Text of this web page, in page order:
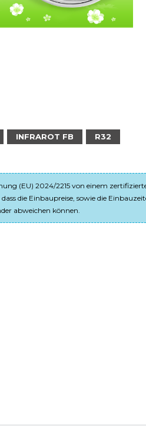
INFRAROT FB R32
(EU) 2024/2215 von einem
die Einbaupreise, sowie die
abweichen können.